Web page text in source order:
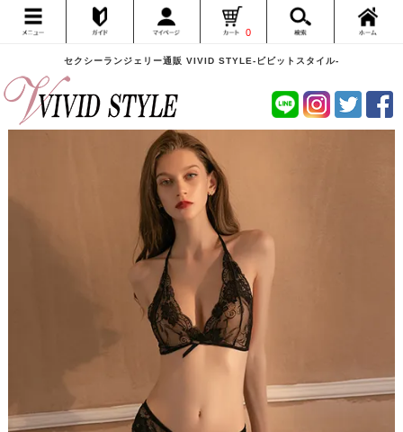
セクシーランジェリー通販 VIVID STYLE-ビビットスタイル-
0